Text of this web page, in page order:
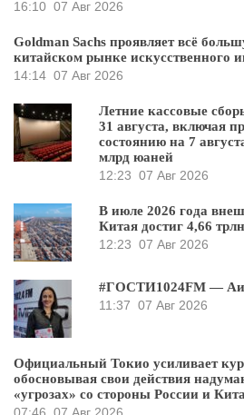
16:10 07 Авг 2026
Goldman Sachs проявляет всё
китайском рынке искусственного
14:14 07 Авг 2026
Летние кассовые
31 августа, включая
состоянию на 7
млрд юаней
12:23 07 Авг 2026
В июле 2026 года
Китая достиг 4,66
12:23 07 Авг 2026
#ГОСТИ1024FM —
11:37 07 Авг 2026
Официальный Токио усиливает
обосновывая свои действия
«угрозах» со стороны России и